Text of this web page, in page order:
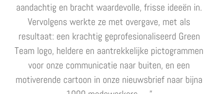
aandachtig en bracht waardevolle, frisse ideeën in.
Vervolgens werkte ze met overgave, met als
resultaat: een krachtig geprofesionaliseerd Green
Team logo, heldere en aantrekkelijke pictogrammen
voor onze communicatie naar buiten, en een
motiverende cartoon in onze nieuwsbrief naar bijna